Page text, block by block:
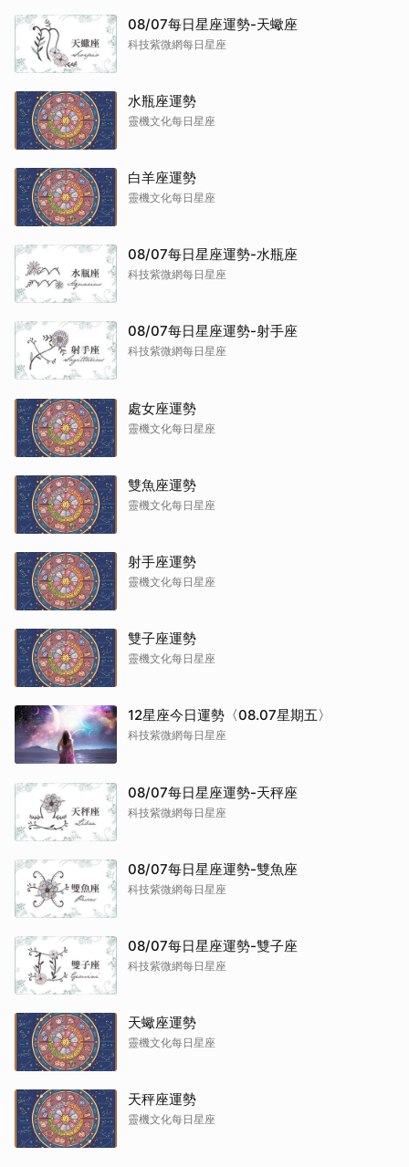
08/07每日星座運勢-天蠍座
科技紫微網每日星座
水瓶座運勢
靈機文化每日星座
白羊座運勢
靈機文化每日星座
08/07每日星座運勢-水瓶座
科技紫微網每日星座
08/07每日星座運勢-射手座
科技紫微網每日星座
處女座運勢
靈機文化每日星座
雙魚座運勢
靈機文化每日星座
射手座運勢
靈機文化每日星座
雙子座運勢
靈機文化每日星座
12星座今日運勢〈08.07星期五〉
科技紫微網每日星座
08/07每日星座運勢-天秤座
科技紫微網每日星座
08/07每日星座運勢-雙魚座
科技紫微網每日星座
08/07每日星座運勢-雙子座
科技紫微網每日星座
天蠍座運勢
靈機文化每日星座
天秤座運勢
靈機文化每日星座